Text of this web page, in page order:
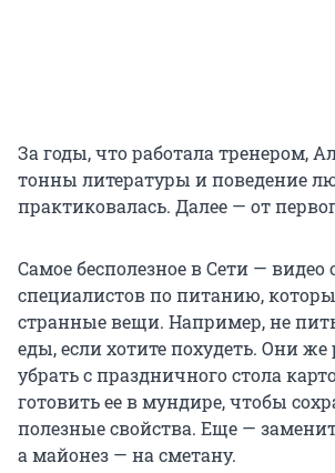
За годы, что работала тренером,
тонны литературы и поведение
практиковалась. Далее — от
Самое бесполезное в Сети — видео
специалистов по питанию,
странные вещи. Например, не
еды, если хотите похудеть. Они
убрать с праздничного стола
готовить ее в мундире, чтобы
полезные свойства. Еще —
а майонез — на сметану.